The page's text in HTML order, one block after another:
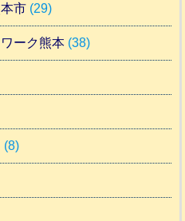
市 (29)
ーク熊本 (38)
(8)